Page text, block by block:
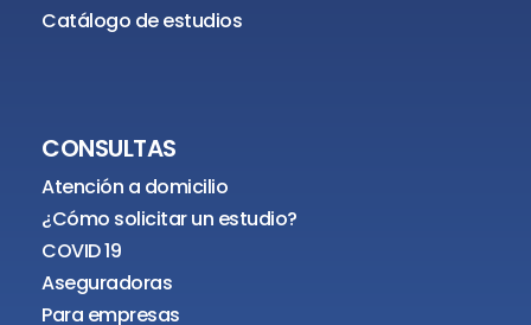
Catálogo de estudios
CONSULTAS
Atención a domicilio
¿Cómo solicitar un estudio?
COVID 19
Aseguradoras
Para empresas